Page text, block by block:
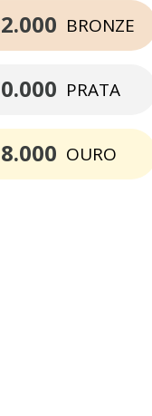
BRONZE
PRATA
OURO